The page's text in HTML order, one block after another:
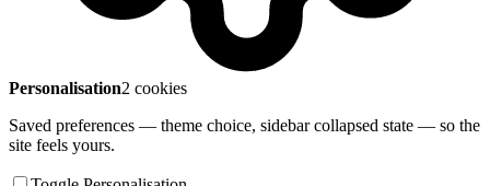
Personalisation2 cookies
Saved preferences — theme choice, sidebar collapsed state — so the
site feels yours.